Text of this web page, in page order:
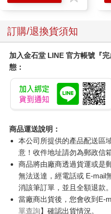
訂購/退換貨須知
加入金石堂 LINE 官方帳號『
態：
商品運送說明：
本公司所提供的產品配送區
意！收件地址請勿為郵政信箱
商品將由廠商透過貨運或是
無法送達，經電話或 E-mail
消該筆訂單，並且全額退款。
當廠商出貨後，您會收到E-
單查詢】確認出貨情況。